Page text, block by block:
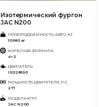
Изотермический фургон
JAC N200
ГРУЗОПОДЪЕМНОСТЬ АВТО, КГ
10980 кг
КОЛЕСНАЯ ФОРМУЛА
4×2
ДВИГАТЕЛЬ
ISD285 50
МОЩНОСТЬ ДВИГАТЕЛЯ, Л.С.
271
МОДЕЛЬ КПП
JAC N200